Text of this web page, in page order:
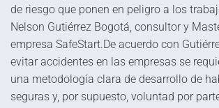
de riesgo que ponen en peligro a los
Nelson Gutiérrez Bogotá, consultor y
empresa SafeStart.De acuerdo con
evitar accidentes en las empresas se
una metodología clara de desarrollo de
seguras y, por supuesto, voluntad por